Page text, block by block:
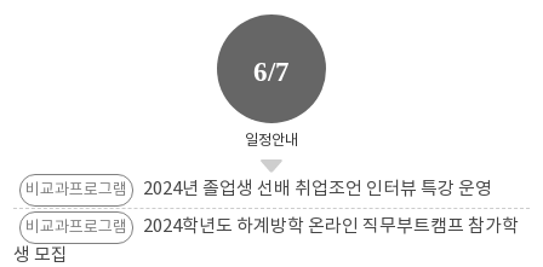
6/7
일정안내
비교과프로그램 2024년 졸업생 선배 취업조언 인터뷰 특강 운영
비교과프로그램
2024학년도 하계방학 온라인 직무부트캠프 참가학
생 모집